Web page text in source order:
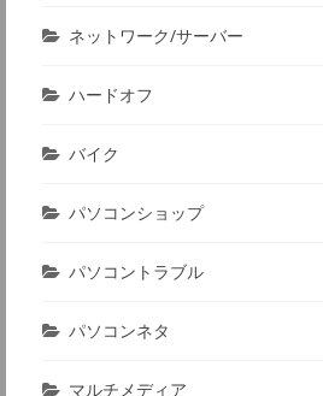
ネットワーク/サーバー
ハードオフ
バイク
パソコンショップ
パソコントラブル
パソコンネタ
マルチメディア